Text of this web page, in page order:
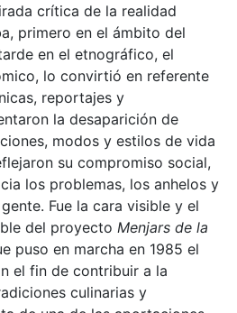
crítica de la realidad
primero en el ámbito del
en el etnográfico, el
lo convirtió en referente
reportajes y
la desaparición de
modos y estilos de vida
su compromiso social,
los problemas, los anhelos y
Fue la cara visible y el
del proyecto Menjars de la
puso en marcha en 1985 el
el fin de contribuir a la
culinarias y